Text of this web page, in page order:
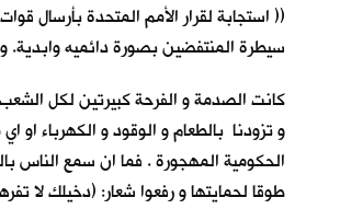
(( استجابة لقرار الأمم المتحدة بأرسال
سيطرة المنتفضين بصورة دائميه وابدية.
كانت الصدمة و الفرحة كبيرتين لكل الشعب
و تزودنا بالطعام و الوقود و الكهرباء او
الحكومية المهجورة . فما ان سمع الناس
طوقا لحمايتها و رفعوا شعار: (دخيلك لا